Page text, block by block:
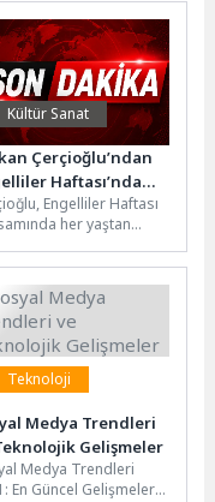
Selim Çırpanoğlu
Kültür Sanat
Çerçioğlu’ndan
Haftası’nda
Etkinlikler
Engelliler Haftası
her yaştan
etkinliklerle
Büyükşehir
Başkanı Özlem...
Teknoloji
Medya Trendleri
Gelişmeler
Medya Trendleri
En Güncel Gelişmeler